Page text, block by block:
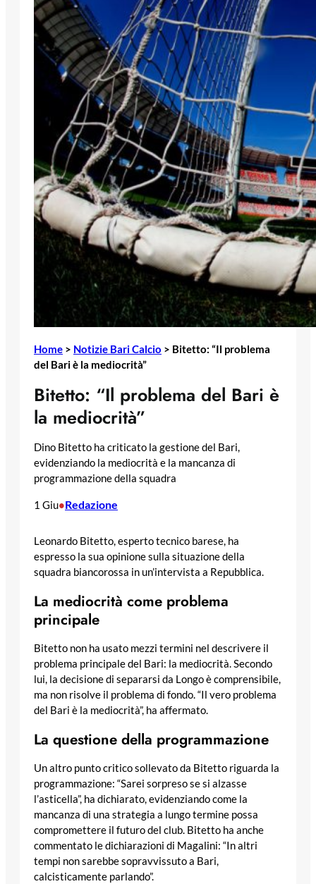
Home > Notizie Bari Calcio > Bitetto: “Il problema
del Bari è la mediocrità”
Bitetto: “Il problema del Bari è
la mediocrità”
Dino Bitetto ha criticato la gestione del Bari,
evidenziando la mediocrità e la mancanza di
programmazione della squadra
1 Giu•Redazione
Leonardo Bitetto, esperto tecnico barese, ha
espresso la sua opinione sulla situazione della
squadra biancorossa in un’intervista a Repubblica.
La mediocrità come problema
principale
Bitetto non ha usato mezzi termini nel descrivere il
problema principale del Bari: la mediocrità. Secondo
lui, la decisione di separarsi da Longo è comprensibile,
ma non risolve il problema di fondo. “Il vero problema
del Bari è la mediocrità”, ha affermato.
La questione della programmazione
Un altro punto critico sollevato da Bitetto riguarda la
programmazione: “Sarei sorpreso se si alzasse
l’asticella”, ha dichiarato, evidenziando come la
mancanza di una strategia a lungo termine possa
compromettere il futuro del club. Bitetto ha anche
commentato le dichiarazioni di Magalini: “In altri
tempi non sarebbe sopravvissuto a Bari,
calcisticamente parlando”.